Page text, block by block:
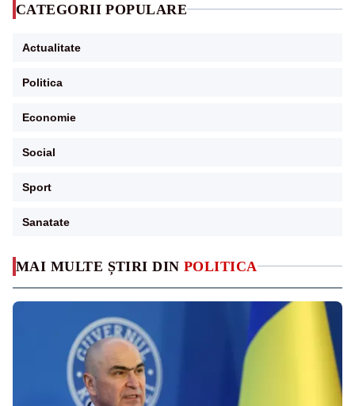
MAI MULTE ȘTIRI DIN POLITICA
CATEGORII POPULARE
Actualitate
Politica
Economie
Social
Sport
Sanatate